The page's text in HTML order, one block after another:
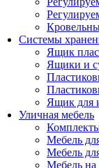
Системы
Ящик
Ящики и
Ящик для
Уличная мебель
Мебель
Мебель
Мебель на